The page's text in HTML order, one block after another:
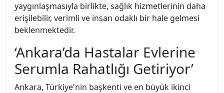
yaygınlaşmasıyla birlikte, sağlık hizmetlerinin daha
erişilebilir, verimli ve insan odaklı bir hale gelmesi
beklenmektedir.
‘Ankara’da Hastalar Evlerine
Serumla Rahatlığı Getiriyor’
Ankara, Türkiye'nin başkenti ve en büyük ikinci